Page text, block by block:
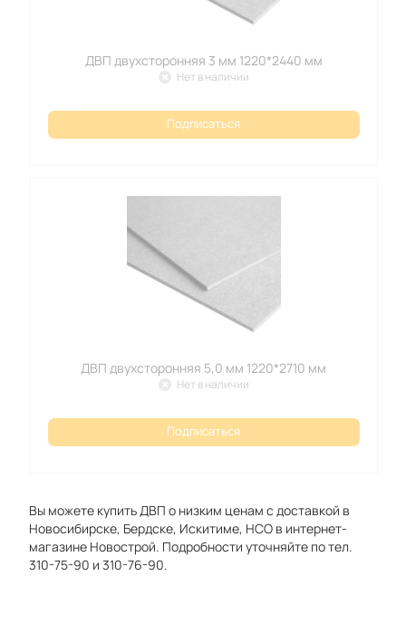
ДВП двухсторонняя 3 мм 1220*2440 мм
Нет в наличии
Подписаться
ДВП двухсторонняя 5,0 мм 1220*2710 мм
Нет в наличии
Подписаться
Вы можете купить ДВП о низким ценам с доставкой в
Новосибирске, Бердске, Искитиме, НСО в интернет-
магазине Новострой. Подробности уточняйте по тел.
310-75-90 и 310-76-90.